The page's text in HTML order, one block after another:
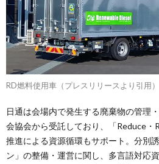
RD燃料使用車（プレスリリースより引用）
日通は会場内で発生する廃棄物の管理
会協会から受託しており、「Reduce・
推進による資源循環もサポート。分別
ン」の整備・運営に関し、多言語対応